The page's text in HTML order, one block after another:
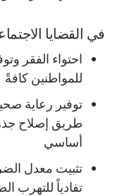
في القضايا
احتواء الفقر
للمواطنين كافةً
توفير رعاية
طريق إصلاح
أساسي
تثبيت معدل
تفادياً للتهرب